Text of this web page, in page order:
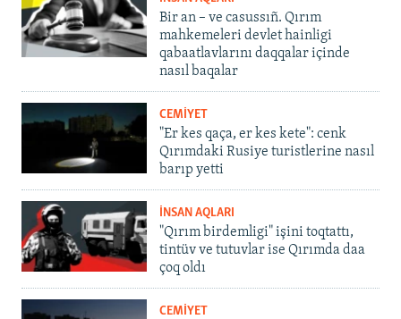
Bir an – ve casussıñ. Qırım
mahkemeleri devlet hainligi
qabaatlavlarını daqqalar içinde
nasıl baqalar
CEMİYET
"Er kes qaça, er kes kete": cenk
Qırımdaki Rusiye turistlerine nasıl
barıp yetti
İNSAN AQLARI
"Qırım birdemligi" işini toqtattı,
tintüv ve tutuvlar ise Qırımda daa
çoq oldı
CEMİYET